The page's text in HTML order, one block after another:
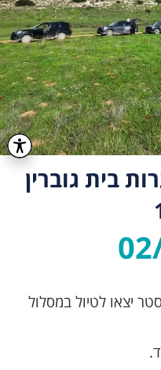
בית גוברין
22 רכבי פורסטר יצאו לטיול במסלול